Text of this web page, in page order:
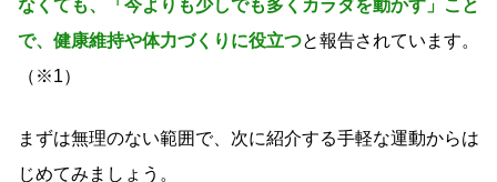
なくても、「今よりも少しでも多くカラダを動かす」こと
で、健康維持や体力づくりに役立つと報告されています。
（※1）
まずは無理のない範囲で、次に紹介する手軽な運動からは
じめてみましょう。